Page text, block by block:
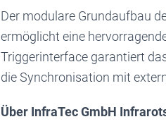
Der modulare Grundaufbau
ermöglicht eine
Triggerinterface garantiert
die Synchronisation mit
Über InfraTec GmbH